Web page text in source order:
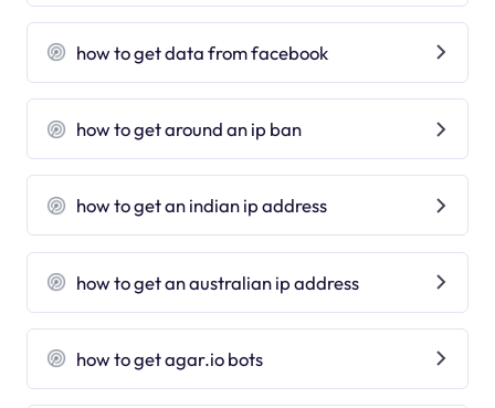
how to get data from facebook
how to get around an ip ban
how to get an indian ip address
how to get an australian ip address
how to get agar.io bots